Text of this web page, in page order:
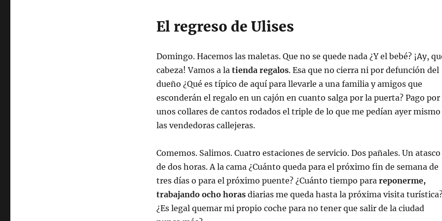
El regreso de Ulises
Domingo. Hacemos las maletas. Que no se quede nada ¿Y el bebé? ¡Ay,
cabeza! Vamos a la tienda regalos. Esa que no cierra ni por defunción del
dueño ¿Qué es típico de aquí para llevarle a una familia y amigos que
esconderán el regalo en un cajón en cuanto salga por la puerta? Pago por
unos collares de cantos rodados el triple de lo que me pedían ayer mismo
las vendedoras callejeras.
Comemos. Salimos. Cuatro estaciones de servicio. Dos pañales. Un atasco
de dos horas. A la cama ¿Cuánto queda para el próximo fin de semana de
tres días o para el próximo puente? ¿Cuánto tiempo para reponerme,
trabajando ocho horasdiarias me queda hasta la próxima visita
¿Es legal quemar mi propio coche para no tener que salir de la ciudad